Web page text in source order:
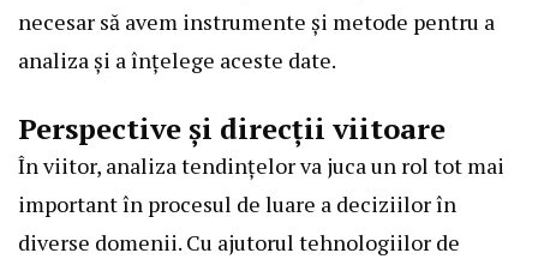
necesar să avem instrumente și metode pentru a
analiza și a înțelege aceste date.
Perspective și direcții viitoare
În viitor, analiza tendințelor va juca un rol tot mai
important în procesul de luare a deciziilor în
diverse domenii. Cu ajutorul tehnologiilor de